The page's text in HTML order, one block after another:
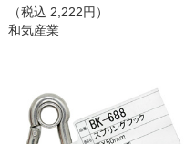
（税込 2,222円）
和気産業